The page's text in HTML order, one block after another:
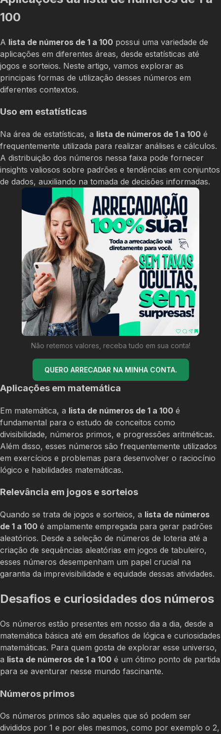
100
A lista de números de 1 a 100 possui uma variedade de
aplicações em diferentes áreas, desde estatísticas até
jogos e sorteios. Neste artigo, vamos explorar as
principais formas de utilização desses números em
diferentes contextos.
Uso em estatísticas
Na área de estatísticas, a lista de números de 1 a 100 é
frequentemente utilizada para realizar análises e cálculos.
A distribuição dos números nessa faixa pode fornecer
insights valiosos sobre padrões e tendências em conjuntos
de dados, auxiliando na tomada de decisões informadas.
Não retemos valores, receba tudo em sua conta!
QUERO ARRECADAR NA MINHA CONTA.
Aplicações em matemática
Em matemática, a lista de números de 1 a 100 é
fundamental para o estudo de conceitos como
divisibilidade, números primos, e progressões aritméticas.
Além disso, esses números são frequentemente utilizados
em exercícios e problemas para desenvolver o raciocínio
lógico e habilidades matemáticas.
Relevância em jogos e sorteios
Quando se trata de jogos e sorteios, a lista de números
de 1 a 100 é amplamente empregada para gerar padrões
aleatórios. Desde a seleção de números de loteria até a
criação de sequências aleatórias em jogos de tabuleiro,
esses números desempenham um papel crucial na
garantia da imprevisibilidade e equidade dessas atividades.
Desafios e curiosidades dos números
Os números estão presentes em nosso dia a dia, desde a
matemática básica até em desafios de lógica e curiosidades
matemáticas. Para quem gosta de explorar esse universo,
a lista de números de 1 a 100 é um ótimo ponto de partida
para se aventurar nesse mundo fascinante.
Números primos
Os números primos são aqueles que só podem ser
divididos por 1 e por eles mesmos, como por exemplo o 2,